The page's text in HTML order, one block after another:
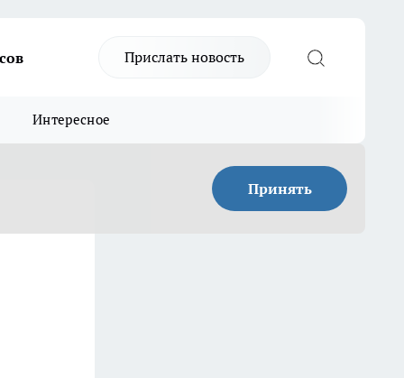
Прислать новость
Интересное
Принять